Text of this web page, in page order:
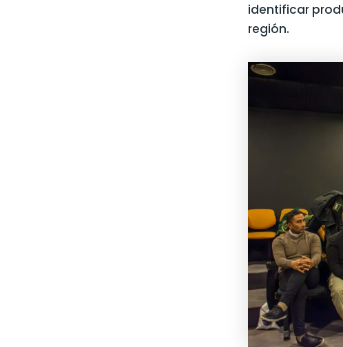
identificar
región.